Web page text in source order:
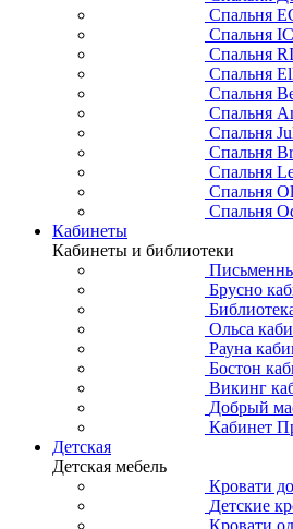
Спальня
Спальня
Спальня
Спальня
Спальня
Спальня
Спальня
Спальня
Спальня
Спальня
Спальня
Кабинеты
Кабинеты и библиотеки
Брусно
Ольса
Рауна
Бостон
Викинг
Добрый
Кабинет
Детская
Детская мебель
Кровати
Детские
Кровати